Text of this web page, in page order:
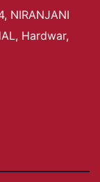
NIRANJANI
Hardwar,